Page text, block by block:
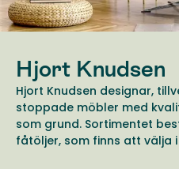
Hjort Knudsen
Hjort Knudsen designar,
stoppade möbler med
som grund. Sortimentet
fåtöljer, som finns att välja i en bred variation av tyg-